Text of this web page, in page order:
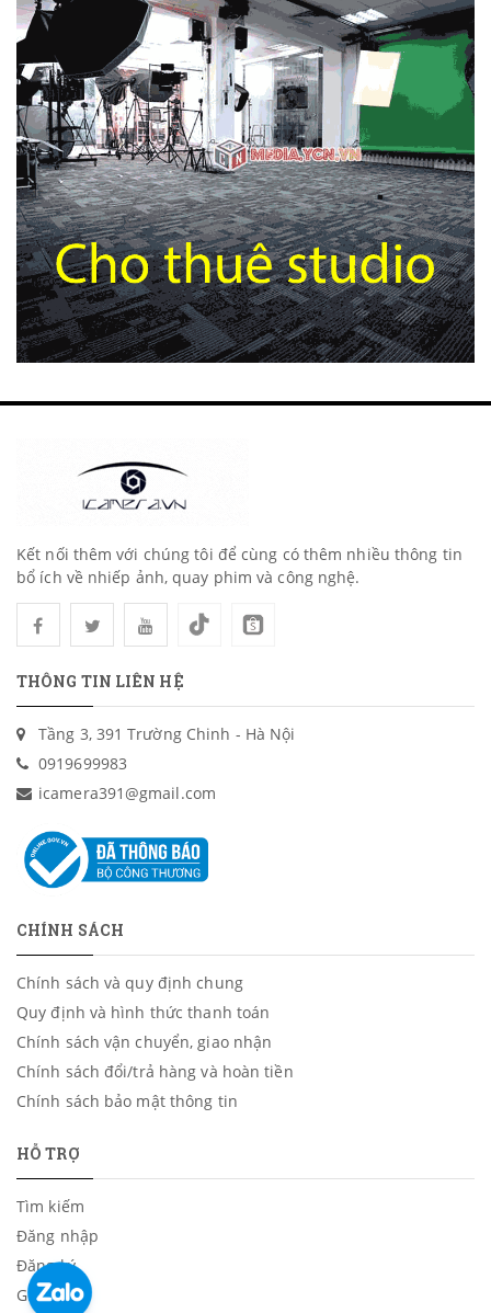
Kết nối thêm với chúng tôi để cùng có thêm nhiều thông tin
bổ ích về nhiếp ảnh, quay phim và công nghệ.
THÔNG TIN LIÊN HỆ
Tầng 3, 391 Trường Chinh - Hà Nội
0919699983
icamera391@gmail.com
CHÍNH SÁCH
Chính sách và quy định chung
Quy định và hình thức thanh toán
Chính sách vận chuyển, giao nhận
Chính sách đổi/trả hàng và hoàn tiền
Chính sách bảo mật thông tin
HỖ TRỢ
Tìm kiếm
Đăng nhập
Đăng ký
Giỏ hàng